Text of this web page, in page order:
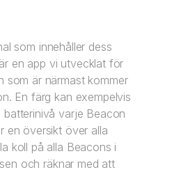
som innehåller dess
en app vi utvecklat för
som är närmast kommer
En färg kan exempelvis
varje Beacon
en översikt över alla
koll på alla Beacons i
och räknar med att